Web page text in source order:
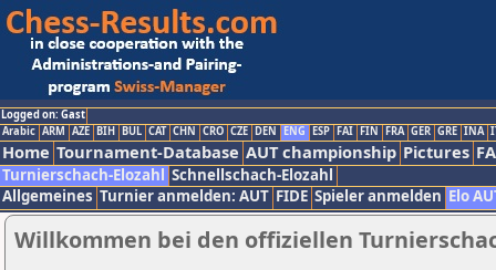
Logged on: Gast
Arabic ARM AZE BIH BUL CAT CHN CRO CZE DEN ENG ESP FAI FIN FRA GER GRE INA
Home Tournament-Database AUT championship Pictures
Turnierschach-Elozahl Schnellschach-Elozahl
Allgemeines Turnier anmelden: AUT FIDE Spieler anmelden Elo
Willkommen bei den offiziellen